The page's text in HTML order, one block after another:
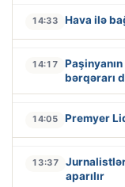
14:33 Hava ilə
14:17
bərqərarı
14:05 Premyer
13:37
aparılır